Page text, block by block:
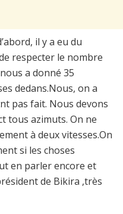
il y a eu du
respecter le nombre
a donné 35
dedans.Nous, on a
pas fait. Nous devons
tous azimuts. On ne
à deux vitesses.On
si les choses
en parler encore et
de Bikira ,très